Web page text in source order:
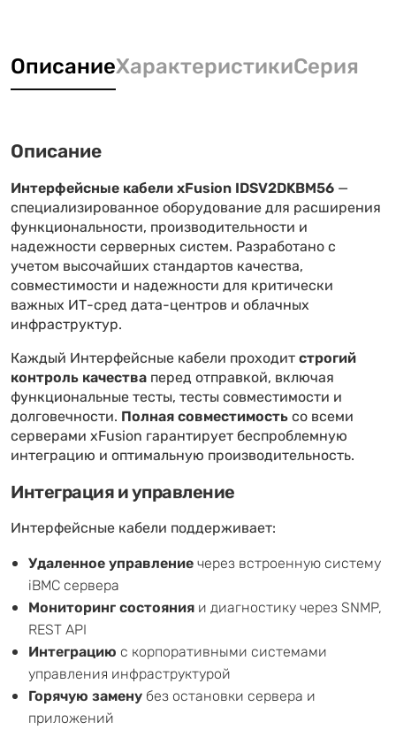
ОписаниеХарактеристикиСерия
Описание
Интерфейсные кабели xFusion IDSV2DKBM56 —
специализированное оборудование для расширения
функциональности, производительности и
надежности серверных систем. Разработано с
учетом высочайших стандартов качества,
совместимости и надежности для критически
важных ИТ-сред дата-центров и облачных
инфраструктур.
Каждый Интерфейсные кабели проходитстрогий
контроль качества перед отправкой, включая
функциональные тесты, тесты совместимости и
долговечности. Полная совместимостьсо всеми
серверами xFusion гарантирует беспроблемную
интеграцию и оптимальную производительность.
Интеграция и управление
Интерфейсные кабели поддерживает:
Удаленное управлениечерез встроенную систему
iBMC сервера
Мониторинг состояния и диагностику через SNMP,
REST API
Интеграцию с корпоративными системами
управления инфраструктурой
Горячую замену без остановки сервера и
приложений